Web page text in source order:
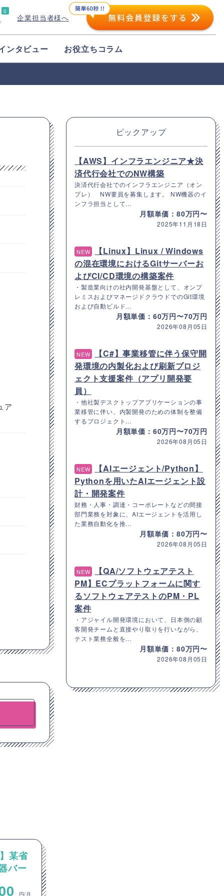
0
企業担当者様へ
ンタビュー お役立ちコラム
ア
某省
バー
円/月
ピックアップ
【AWS】インフラエンジニア★決
済代行会社でのNW構築
決済代行会社でのインフラエンジニア（オン
プレ） NW要員を募集します。 NW機器のイ
ンフラ担当として...
月額単価：80万円〜
2025年11月18日
NEW
【Linux】Linux / Windows
の混在環境におけるGitサーバーお
よびCI/CD環境の構築案件
・製造業向けの社内開発基盤として、オンプ
レミスおよびマネージドクラウドでのGit環境
および自動ビルド...
月額単価：60万円〜70万円
2026年08月05日
NEW
【C#】事業移管に伴う保守開
発環境の内製化および刷新プロジ
ェクト支援案件（アプリ開発要
員）
・他社製デスクトップアプリケーションの事
業移管に伴い、内製開発のための体制を整備
するプロジェクト...
月額単価：60万円〜70万円
2026年08月05日
NEW
【AIエージェント/Python】
Pythonを用いたAIエージェント設
計・開発案件
財務・人事・調達・コーポレートなどの間接
部門業務を対象に、AIエージェントを活用し
た業務自動化を推...
月額単価：80万円〜
2026年08月05日
NEW
【QA/ソフトウェアテスト
PM】ECプラットフォームに関す
るソフトウェアテストのPM・PL
案件
・アジャイル開発環境において、日本側の顧
客開発チームと直接やり取りを行いながら、
テスト業務全般を...
月額単価：80万円〜
2026年08月05日